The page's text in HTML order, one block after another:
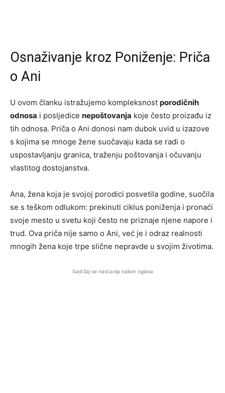
Osnaživanje kroz Poniženje: Priča
o Ani
U ovom članku istražujemo kompleksnost porodičnih
odnosa i posljedice nepoštovanja koje često proizađu iz
tih odnosa. Priča o Ani donosi nam dubok uvid u izazove
s kojima se mnoge žene suočavaju kada se radi o
uspostavljanju granica, traženju poštovanja i očuvanju
vlastitog dostojanstva.
Ana, žena koja je svojoj porodici posvetila godine, suočila
se s teškom odlukom: prekinuti ciklus poniženja i pronaći
svoje mesto u svetu koji često ne priznaje njene napore i
trud. Ova priča nije samo o Ani, već je i odraz realnosti
mnogih žena koje trpe slične nepravde u svojim životima.
Sadržaj se nastavlja nakon oglasa